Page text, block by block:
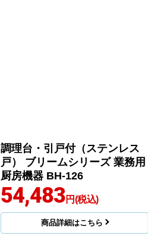
調理台・引戸付（ステンレス
戸） ブリームシリーズ 業務用
厨房機器 BH-126
54,483円(税込)
商品詳細はこちら